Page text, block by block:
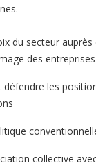
du secteur
des
défendre les
collective